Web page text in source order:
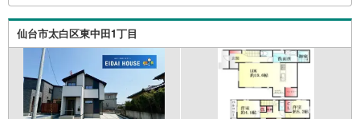
※店舗により変動あり）現地のご案内も可能ですので、どう
ぞお気軽にお問い合わせください！
仙台市太白区東中田1丁目